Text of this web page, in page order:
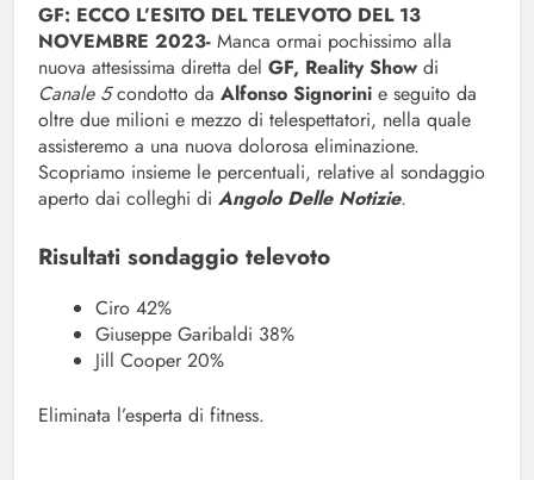
GF: ECCO L’ESITO DEL TELEVOTO DEL 13
NOVEMBRE 2023- Manca ormai pochissimo alla
nuova attesissima diretta del GF, Reality Show di
Canale 5condotto da Alfonso Signorini e seguito da
oltre due milioni e mezzo di telespettatori, nella quale
assisteremo a una nuova dolorosa eliminazione.
Scopriamo insieme le percentuali, relative al sondaggio
aperto dai colleghi di Angolo Delle Notizie.
Risultati sondaggio televoto
Ciro 42%
Giuseppe Garibaldi 38%
Jill Cooper 20%
Eliminata l’esperta di fitness.